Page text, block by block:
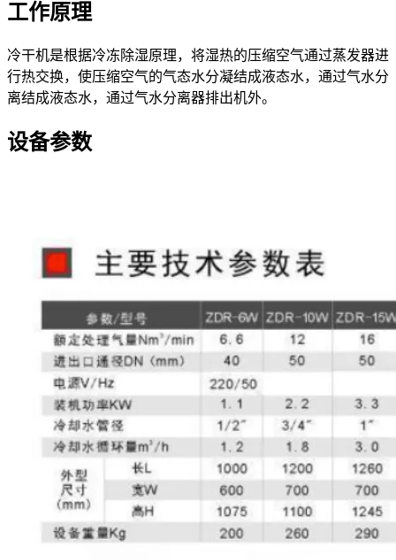
工作原理
冷干机是根据冷冻除湿原理，将湿热的压缩空气通过蒸发器进
行热交换，使压缩空气的气态水分凝结成液态水，通过气水分
离结成液态水，通过气水分离器排出机外。
设备参数